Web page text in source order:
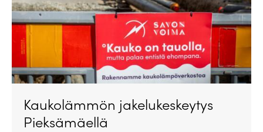
Kaukolämmön jakelukeskeytys
Pieksämäellä